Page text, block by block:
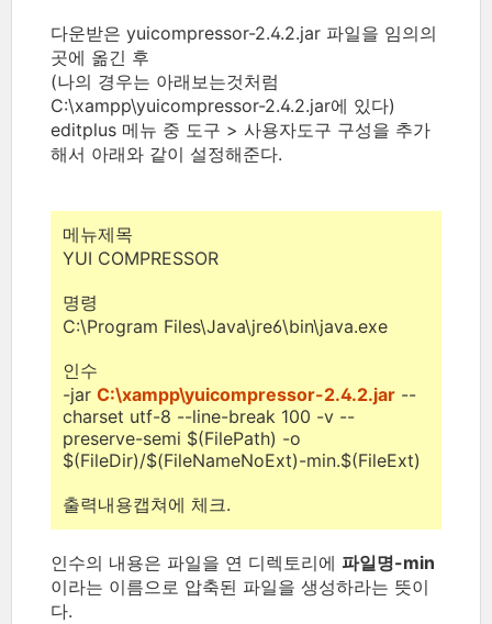
다운받은 yuicompressor-2.4.2.jar 파일을 임의의
곳에 옮긴 후
(나의 경우는 아래보는것처럼
C:\xampp\yuicompressor-2.4.2.jar에 있다)
editplus 메뉴 중 도구 > 사용자도구 구성을 추가
해서 아래와 같이 설정해준다.
메뉴제목
YUI COMPRESSOR
명령
C:\Program Files\Java\jre6\bin\java.exe
인수
-jar C:\xampp\yuicompressor-2.4.2.jar --
charset utf-8 --line-break 100 -v --
preserve-semi $(FilePath) -o
$(FileDir)/$(FileNameNoExt)-min.$(FileExt)
출력내용캡쳐에 체크.
인수의 내용은 파일을 연 디렉토리에 파일명-min
이라는 이름으로 압축된 파일을 생성하라는 뜻이
다.